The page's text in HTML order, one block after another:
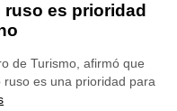
es prioridad
de Turismo, afirmó que
es una prioridad para